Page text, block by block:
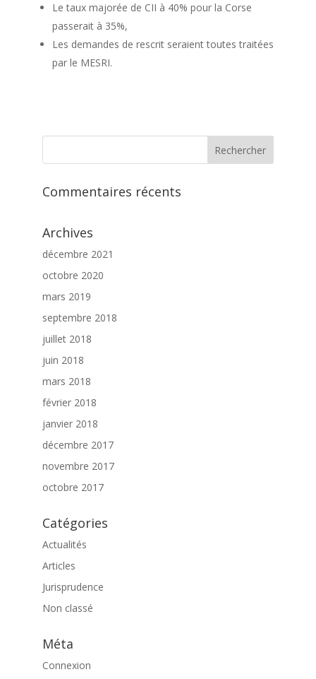
Le taux majorée de CII à 40% pour la Corse
passerait à 35%,
Les demandes de rescrit seraient toutes traitées
par le MESRI.
Commentaires récents
Archives
décembre 2021
octobre 2020
mars 2019
septembre 2018
juillet 2018
juin 2018
mars 2018
février 2018
janvier 2018
décembre 2017
novembre 2017
octobre 2017
Catégories
Actualités
Articles
Jurisprudence
Non classé
Méta
Connexion